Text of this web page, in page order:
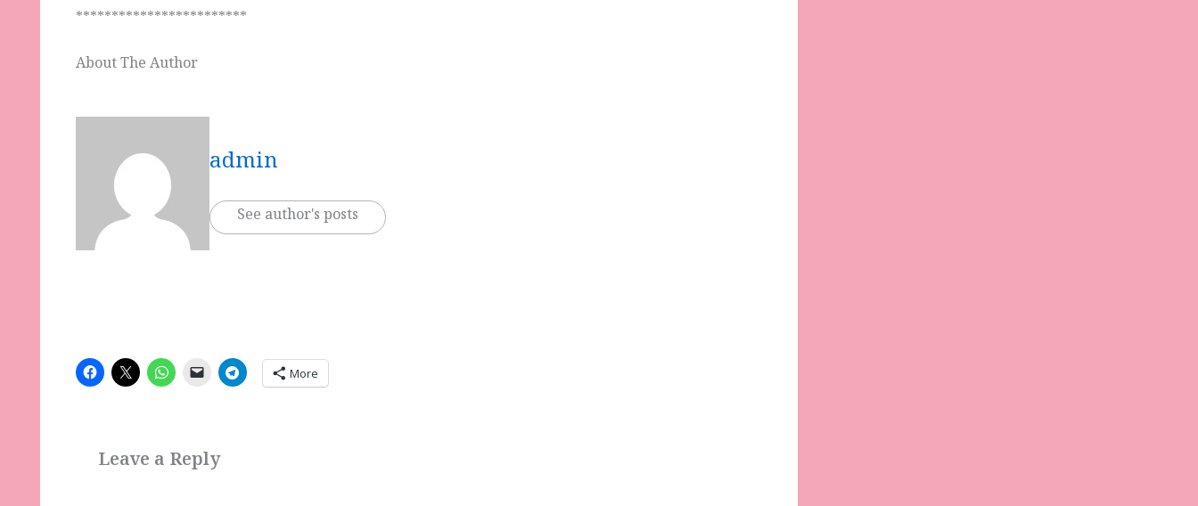
************************
About The Author
admin
See author's posts
More
Leave a Reply